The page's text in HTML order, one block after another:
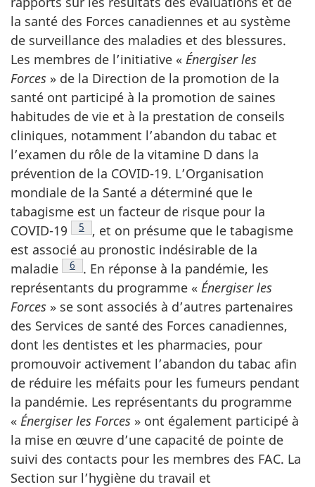
la santé des Forces canadiennes et au système
de surveillance des maladies et des blessures.
Les membres de l’initiative « Énergiser les
Forces » de la Direction de la promotion de la
santé ont participé à la promotion de saines
habitudes de vie et à la prestation de conseils
cliniques, notamment l’abandon du tabac et
l’examen du rôle de la vitamine D dans la
prévention de la COVID-19. L’Organisation
mondiale de la Santé a déterminé que le
tabagisme est un facteur de risque pour la
COVID-19
Note de bas de page
5 , et on présume que le tabagisme
est associé au pronostic indésirable de la
maladie
Note de bas de page
6 . En réponse à la pandémie, les
représentants du programme « Énergiser les
Forces » se sont associés à d’autres partenaires
des Services de santé des Forces canadiennes,
dont les dentistes et les pharmacies, pour
promouvoir activement l’abandon du tabac afin
de réduire les méfaits pour les fumeurs pendant
la pandémie. Les représentants du programme
« Énergiser les Forces » ont également participé à
la mise en œuvre d’une capacité de pointe de
suivi des contacts pour les membres des FAC. La
Section sur l’hygiène du travail et